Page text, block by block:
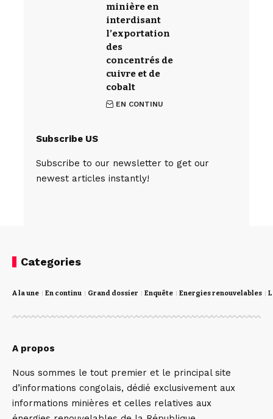
minière en
interdisant
l’exportation
des
concentrés de
cuivre et de
cobalt
EN CONTINU
Subscribe US
Subscribe to our newsletter to get our
newest articles instantly!
Categories
A la une En continu Grand dossier Enquête Energies renouvelables
A propos
Nous sommes le tout premier et le principal site
d’informations congolais, dédié exclusivement aux
informations minières et celles relatives aux